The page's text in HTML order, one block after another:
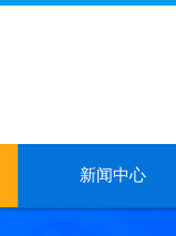
新闻中心